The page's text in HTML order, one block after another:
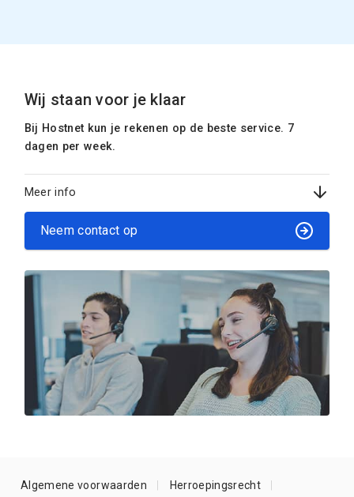
Wij staan voor je klaar
Bij Hostnet kun je rekenen op de beste service. 7
dagen per week.
Meer info
Neem contact op
Algemene voorwaarden Herroepingsrecht